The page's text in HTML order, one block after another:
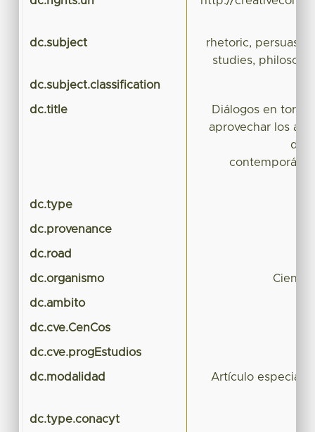
dc.subject
rhetoric,
studies,
dc.subject.classification
dc.title
Diálogos en torno
aprovechar los
de
dc.type
dc.provenance
dc.road
dc.organismo
dc.ambito
dc.cve.CenCos
dc.cve.progEstudios
dc.modalidad Artículo
dc.type.conacyt